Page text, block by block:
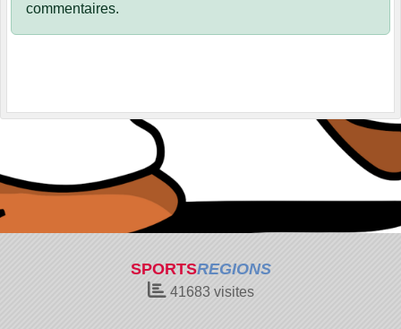
commentaires.
SPORTSREGIONS
41683visites